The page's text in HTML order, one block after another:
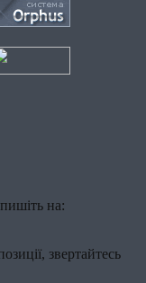
на:
звертайтесь